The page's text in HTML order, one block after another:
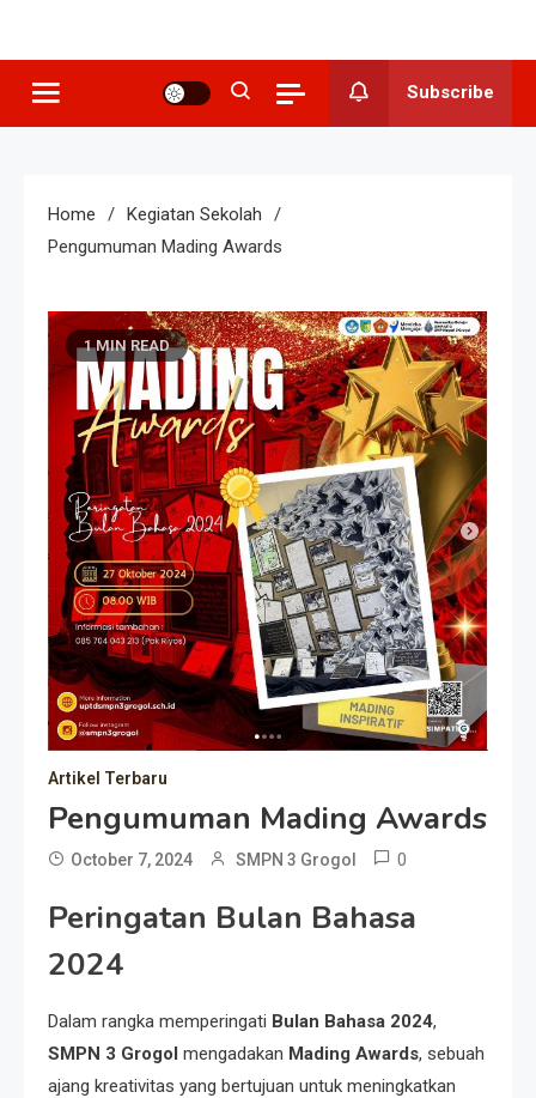
SMP N 3
Grogol
Subscribe
Home
Kegiatan Sekolah
Pengumuman Mading Awards
1 MIN READ
Artikel Terbaru
Pengumuman Mading Awards
October 7, 2024 SMPN 3 Grogol 0
Peringatan Bulan Bahasa
2024
Dalam rangka memperingati Bulan Bahasa 2024,
SMPN 3 Grogol mengadakan Mading Awards, sebuah
ajang kreativitas yang bertujuan untuk meningkatkan